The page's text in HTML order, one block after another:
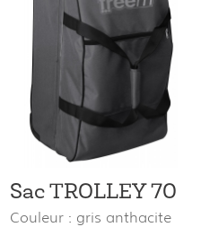
Sac TROLLEY 70
Couleur : gris anthacite